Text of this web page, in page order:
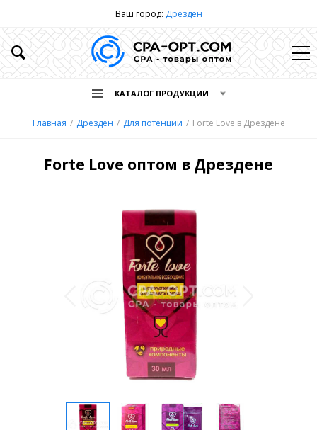
Ваш город: Дрезден
КАТАЛОГ ПРОДУКЦИИ
Главная Дрезден Для потенции Forte Love в Дрездене
Forte Love оптом в Дрездене